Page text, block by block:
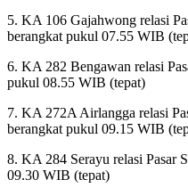
5. KA 106 Gajahwong relasi
berangkat pukul 07.55 WIB
6. KA 282 Bengawan relasi
pukul 08.55 WIB (tepat)
7. KA 272A Airlangga relasi
berangkat pukul 09.15 WIB
8. KA 284 Serayu relasi Pasar
09.30 WIB (tepat)